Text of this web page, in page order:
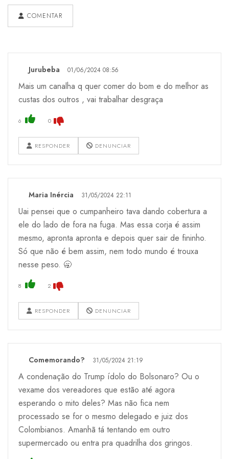
COMENTAR
Jurubeba 01/06/2024 08:56
Mais um canalha q quer comer do bom e do melhor as
custas dos outros , vai trabalhar desgraça
6 0
RESPONDER DENUNCIAR
Maria Inércia 31/05/2024 22:11
Uai pensei que o cumpanheiro tava dando cobertura a
ele do lado de fora na fuga. Mas essa corja é assim
mesmo, apronta apronta e depois quer sair de fininho.
Só que não é bem assim, nem todo mundo é trouxa
nesse peso. 🥱
8 2
RESPONDER DENUNCIAR
Comemorando? 31/05/2024 21:19
A condenação do Trump ídolo do Bolsonaro? Ou o
vexame dos vereadores que estão até agora
esperando o mito deles? Mas não fica nem
processado se for o mesmo delegado e juiz dos
Colombianos. Amanhã tá tentando em outro
supermercado ou entra pra quadrilha dos gringos.